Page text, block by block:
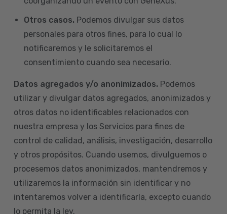
Otros casos. Podemos divulgar sus datos
personales para otros fines, para lo cual lo
notificaremos y le solicitaremos el
consentimiento cuando sea necesario.
Datos agregados y/o anonimizados. Podemos
utilizar y divulgar datos agregados, anonimizados y
otros datos no identificables relacionados con
nuestra empresa y los Servicios para fines de
control de calidad, análisis, investigación, desarrollo
y otros propósitos. Cuando usemos, divulguemos o
procesemos datos anonimizados, mantendremos y
utilizaremos la información sin identificar y no
intentaremos volver a identificarla, excepto cuando
lo permita la ley.